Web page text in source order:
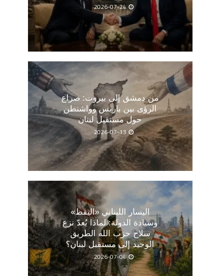
2026-07-24
من دمشق إلى بيروت: صراع
الرؤى بين باريس وواشنطن
حول مستقبل لبنان
2026-07-13
اليسار اللبناني «اليقظ»
وسيادة الدولة: لماذا يُعدّ نزع
سلاح حزب الله الطريق
الوحيد إلى مستقبل لبنان؟
2026-07-04